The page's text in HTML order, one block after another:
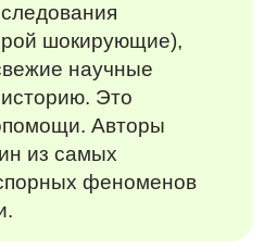
шокирующие),
научные
Это
Авторы
из самых
феноменов